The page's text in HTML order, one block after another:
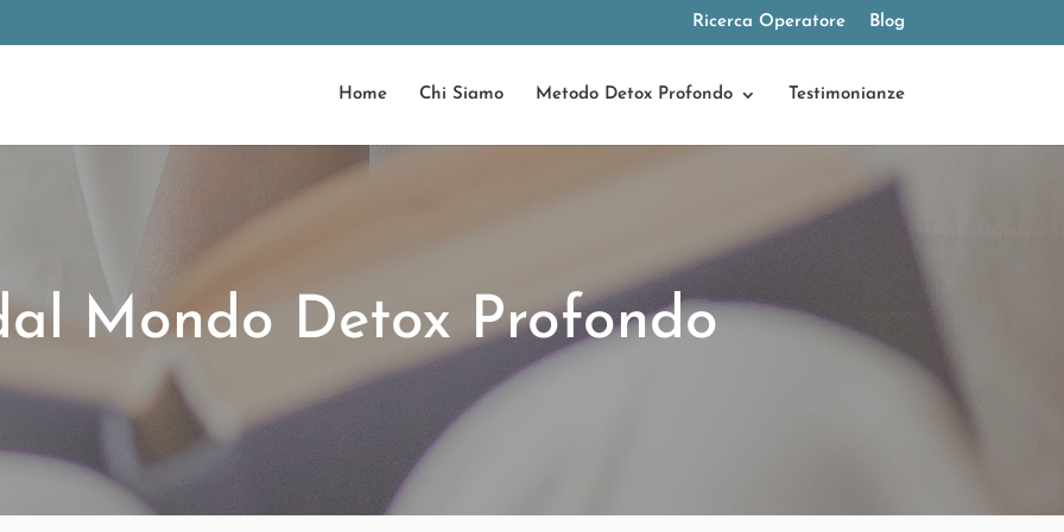
Ricerca Operatore Blog
Home Chi Siamo Metodo Detox Profondo Testimonianze
Mondo Detox Profondo